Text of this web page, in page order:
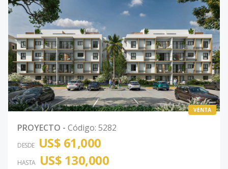
VENTA
PROYECTO - Código: 5282
DESDE US$ 61,000
HASTA US$ 130,000